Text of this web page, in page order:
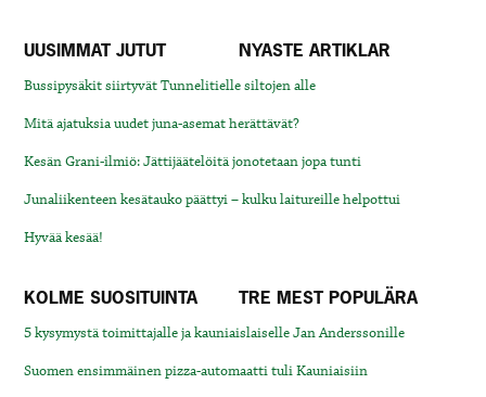
UUSIMMAT JUTUT NYASTE ARTIKLAR
Bussipysäkit siirtyvät Tunnelitielle siltojen alle
Mitä ajatuksia uudet juna-asemat herättävät?
Kesän Grani-ilmiö: Jättijäätelöitä jonotetaan jopa tunti
Junaliikenteen kesätauko päättyi – kulku laitureille helpottui
Hyvää kesää!
KOLME SUOSITUINTA TRE MEST POPULÄRA
5 kysymystä toimittajalle ja kauniaislaiselle Jan Anderssonille
Suomen ensimmäinen pizza-automaatti tuli Kauniaisiin